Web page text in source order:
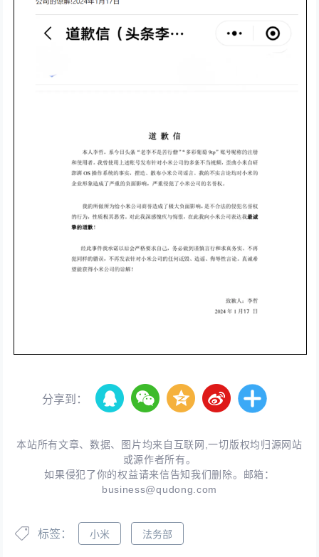
分享到：
本站所有文章、数据、图片均来自互联网,一切版权均归源网站
或源作者所有。
如果侵犯了你的权益请来信告知我们删除。邮箱：
business@qudong.com
标签： 小米 法务部